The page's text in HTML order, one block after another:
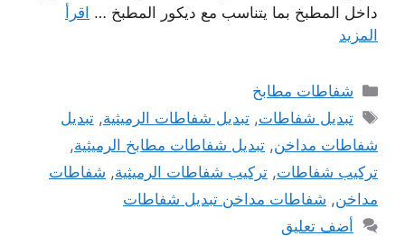
داخل المطبخ بما يتناسب مع ديكور المطبخ … اقرأ
المزيد
التصنيفات
شفاطات مطابخ
الوسوم
تبديل شفاطات,تبديل شفاطات الرميثية,تبديل
شفاطات مداخن, تبديل شفاطات مطابخ الرميثية,
تركيب شفاطات, تركيب شفاطات الرميثية, شفاطات
مداخن, شفاطات مداخن تبديل شفاطات
أضف تعليق